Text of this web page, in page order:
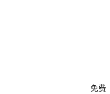
免费